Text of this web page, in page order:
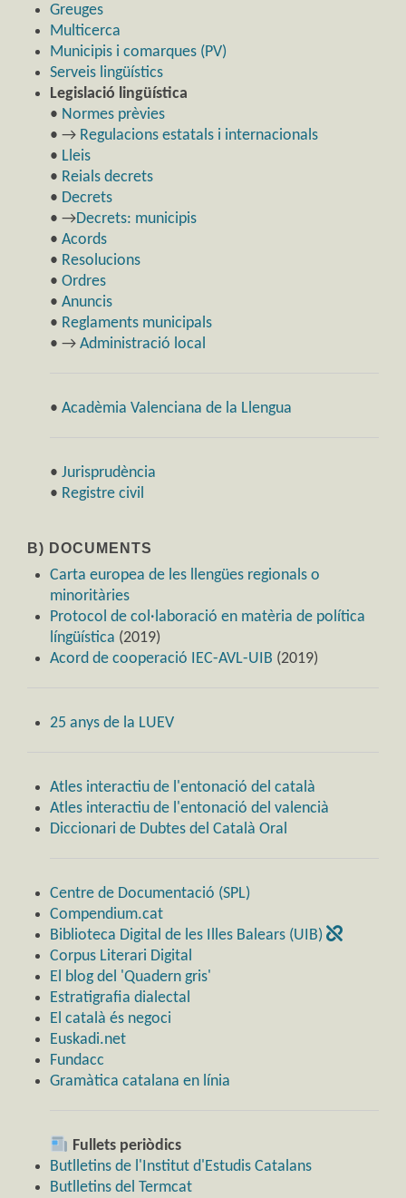
Greuges
Multicerca
Municipis i comarques (PV)
Serveis lingüístics
Legislació lingüística
• Normes prèvies
• → Regulacions estatals i internacionals
• Lleis
• Reials decrets
• Decrets
• →Decrets: municipis
• Acords
• Resolucions
• Ordres
• Anuncis
• Reglaments municipals
• → Administració local
• Acadèmia Valenciana de la Llengua
• Jurisprudència
• Registre civil
B) DOCUMENTS
Carta europea de les llengües regionals o
minoritàries
Protocol de col·laboració en matèria de política
língüística (2019)
Acord de cooperació IEC-AVL-UIB (2019)
25 anys de la LUEV
Atles interactiu de l'entonació del català
Atles interactiu de l'entonació del valencià
Diccionari de Dubtes del Català Oral
Centre de Documentació (SPL)
Compendium.cat
Biblioteca Digital de les Illes Balears (UIB)
Corpus Literari Digital
El blog del 'Quadern gris'
Estratigrafia dialectal
El català és negoci
Euskadi.net
Fundacc
Gramàtica catalana en línia
Fullets periòdics
Butlletins de l'Institut d'Estudis Catalans
Butlletins del Termcat